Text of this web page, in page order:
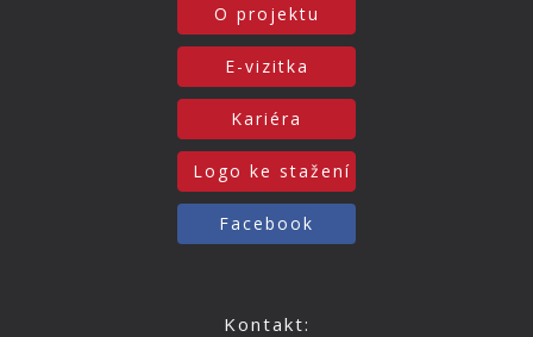
O projektu
E-vizitka
Kariéra
Logo ke stažení
Facebook
Kontakt: